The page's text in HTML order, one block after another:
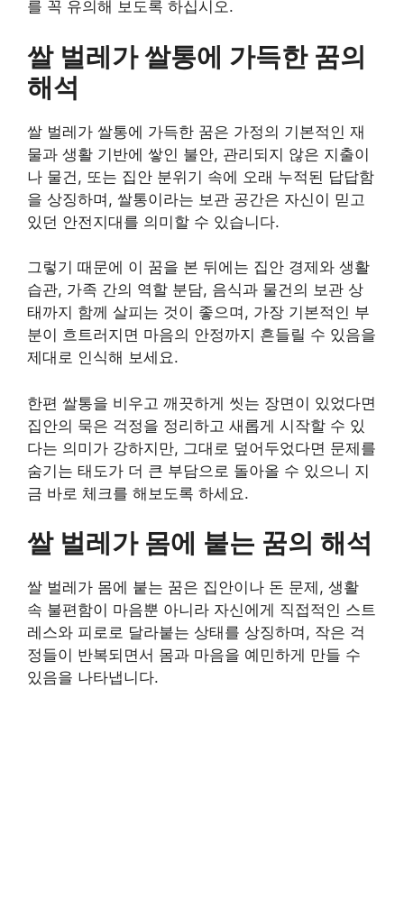
를 꼭 유의해 보도록 하십시오.
쌀 벌레가 쌀통에 가득한 꿈의
해석
쌀 벌레가 쌀통에 가득한 꿈은 가정의 기본적인 재
물과 생활 기반에 쌓인 불안, 관리되지 않은 지출이
나 물건, 또는 집안 분위기 속에 오래 누적된 답답함
을 상징하며, 쌀통이라는 보관 공간은 자신이 믿고
있던 안전지대를 의미할 수 있습니다.
그렇기 때문에 이 꿈을 본 뒤에는 집안 경제와 생활
습관, 가족 간의 역할 분담, 음식과 물건의 보관 상
태까지 함께 살피는 것이 좋으며, 가장 기본적인 부
분이 흐트러지면 마음의 안정까지 흔들릴 수 있음을
제대로 인식해 보세요.
한편 쌀통을 비우고 깨끗하게 씻는 장면이 있었다면
집안의 묵은 걱정을 정리하고 새롭게 시작할 수 있
다는 의미가 강하지만, 그대로 덮어두었다면 문제를
숨기는 태도가 더 큰 부담으로 돌아올 수 있으니 지
금 바로 체크를 해보도록 하세요.
쌀 벌레가 몸에 붙는 꿈의 해석
쌀 벌레가 몸에 붙는 꿈은 집안이나 돈 문제, 생활
속 불편함이 마음뿐 아니라 자신에게 직접적인 스트
레스와 피로로 달라붙는 상태를 상징하며, 작은 걱
정들이 반복되면서 몸과 마음을 예민하게 만들 수
있음을 나타냅니다.